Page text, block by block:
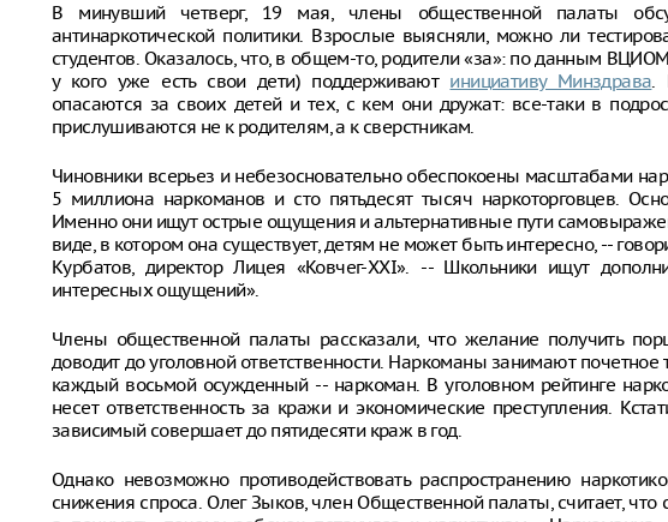
В минувший четверг, 19 мая, члены общественной палаты
антинаркотической политики. Взрослые выясняли, можно ли
студентов. Оказалось, что, в общем-то, родители «за»: по данным
у кого уже есть свои дети) поддерживают инициативу Минздрава.
опасаются за своих детей и тех, с кем они дружат: все-таки в
прислушиваются не к родителям, а к сверстникам.
Чиновники всерьез и небезосновательно обеспокоены масштабами
5 миллиона наркоманов и сто пятьдесят тысяч наркоторговцев.
Именно они ищут острые ощущения и альтернативные пути
виде, в котором она существует, детям не может быть интересно, --
Курбатов, директор Лицея «Ковчег-XXI». -- Школьники ищут
интересных ощущений».
Члены общественной палаты рассказали, что желание получить
доводит до уголовной ответственности. Наркоманы занимают
каждый восьмой осужденный -- наркоман. В уголовном рейтинге
несет ответственность за кражи и экономические преступления.
зависимый совершает до пятидесяти краж в год.
Однако невозможно противодействовать распространению
снижения спроса. Олег Зыков, член Общественной палаты, считает, что